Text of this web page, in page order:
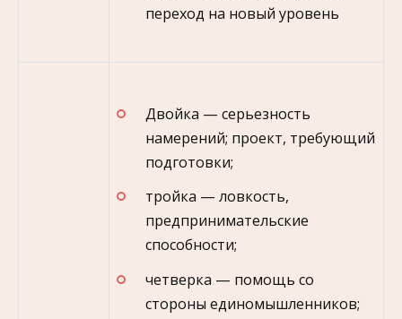
переход на новый уровень
Двойка — серьезность
намерений; проект, требующий
подготовки;
тройка — ловкость,
предпринимательские
способности;
четверка — помощь со
стороны единомышленников;